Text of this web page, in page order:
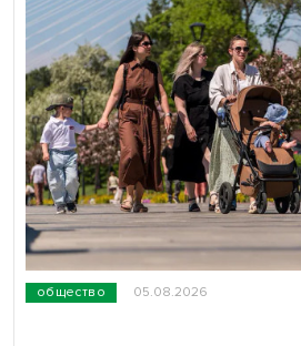
общество 05.08.2026